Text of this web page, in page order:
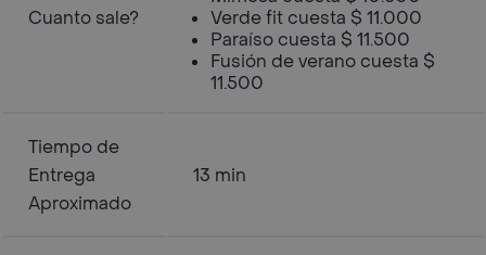
Cuanto sale?
Verde fit cuesta $ 11.000
Paraíso cuesta $ 11.500
Fusión de verano cuesta $
11.500
Tiempo de
Entrega
Aproximado
13 min